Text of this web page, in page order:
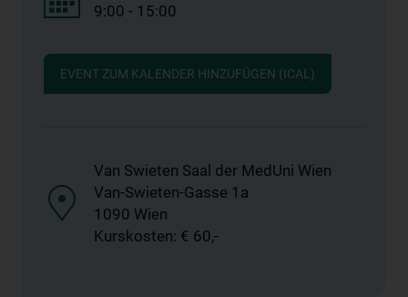
9:00 - 15:00
EVENT ZUM KALENDER HINZUFÜGEN (ICAL)
Van Swieten Saal der MedUni Wien
Van-Swieten-Gasse 1a
1090 Wien
Kurskosten: € 60,-